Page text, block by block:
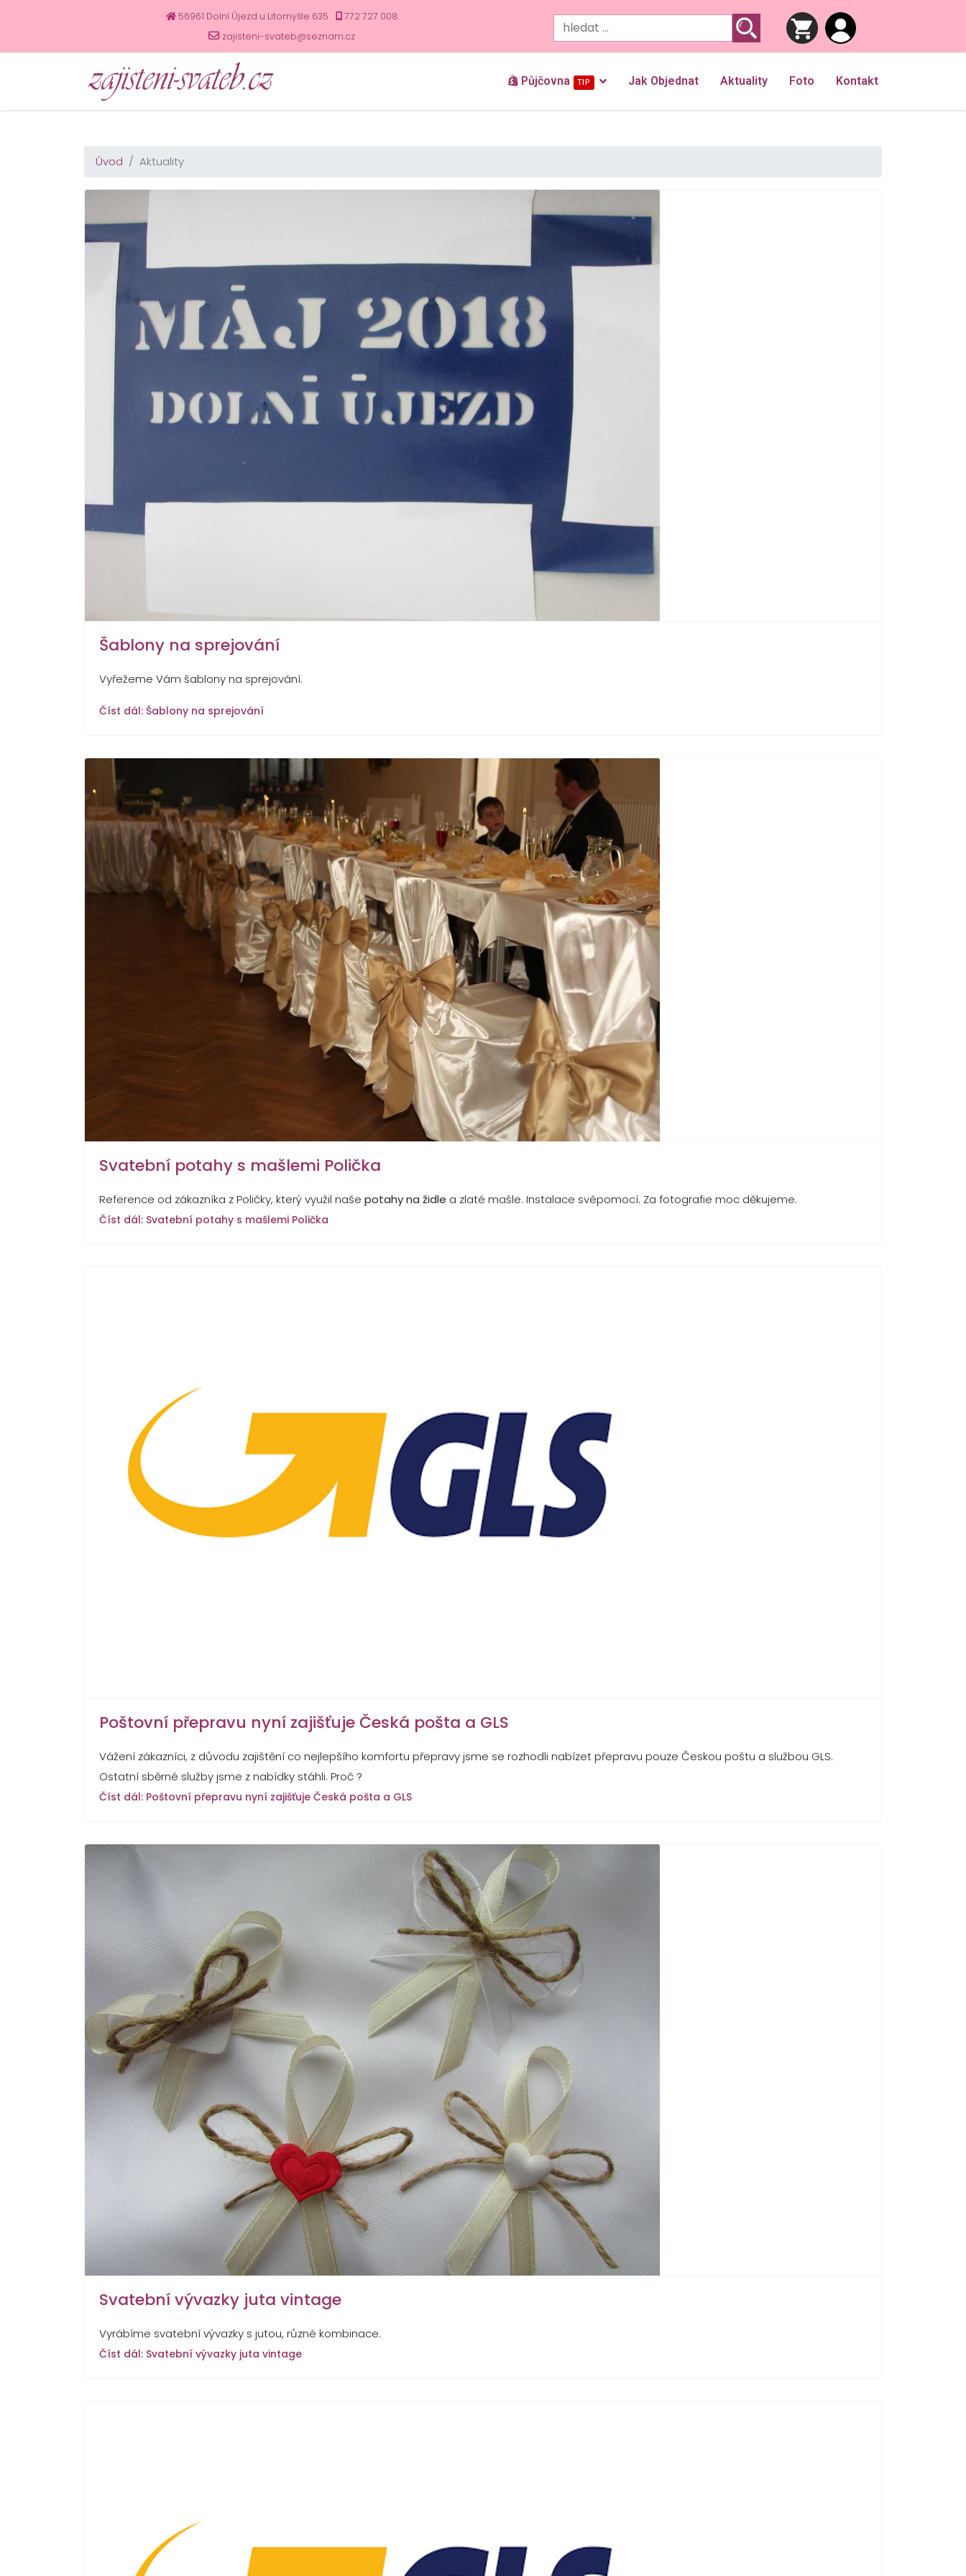
56961 Dolní Újezd u Litomyšle 635
772 727 008
zajisteni-svateb@seznam.cz
Půjčovna TIP Jak Objednat Aktuality Foto Kontakt
Úvod Aktuality
Šablony na sprejování
Vyřežeme Vám šablony na sprejování.
Číst dál: Šablony na sprejování
Svatební potahy s mašlemi Polička
Reference od zákazníka z Poličky, který využil naše potahy na židle a zlaté mašle. Instalace svépomocí. Za fotografie moc děkujeme.
Číst dál: Svatební potahy s mašlemi Polička
Poštovní přepravu nyní zajišťuje Česká pošta a GLS
Vážení zákazníci, z důvodu zajištění co nejlepšího komfortu přepravy jsme se rozhodli nabízet přepravu pouze Českou poštu a službou GLS.
Ostatní sběrné služby jsme z nabídky stáhli. Proč ?
Číst dál: Poštovní přepravu nyní zajišťuje Česká pošta a GLS
Svatební vývazky juta vintage
Vyrábíme svatební vývazky s jutou, různé kombinace.
Číst dál: Svatební vývazky juta vintage